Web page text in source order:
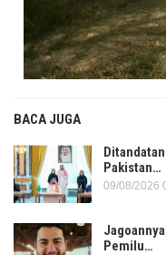
BACA JUGA
Pakistan…
09/08/2026
Pemilu…